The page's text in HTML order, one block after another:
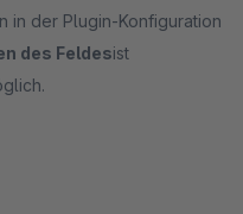
in der Plugin-Konfiguration
des Feldesist